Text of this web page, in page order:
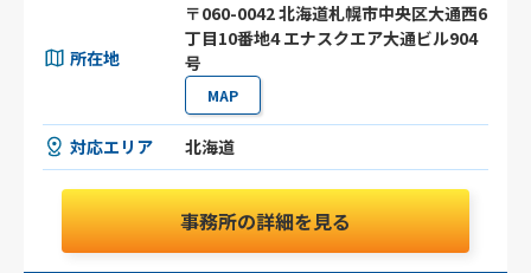
所在地
〒060-0042 北海道札幌市中央区大通西6
丁目10番地4 エナスクエア大通ビル904
号
MAP
対応エリア 北海道
事務所の詳細を見る